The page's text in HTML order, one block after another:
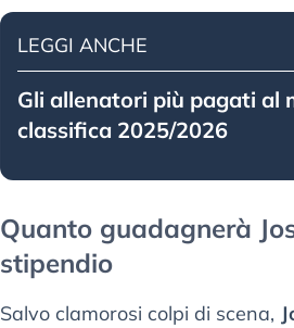
LEGGI ANCHE
Gli allenatori più pagati al
classifica 2025/2026
Quanto guadagnerà
stipendio
Salvo clamorosi colpi di scena,